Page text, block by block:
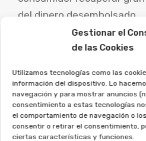
Gestionar el
de las Cookies
Utilizamos tecnologías como las
información del dispositivo. Lo
navegación y para mostrar anuncios
consentimiento a estas tecnologías
el comportamiento de navegación o
consentir o retirar el consentimiento,
ciertas características y funciones.
del dinero desembolsado.
Es fundamental que las
jurídica experta para
y estudiar las
La asociación